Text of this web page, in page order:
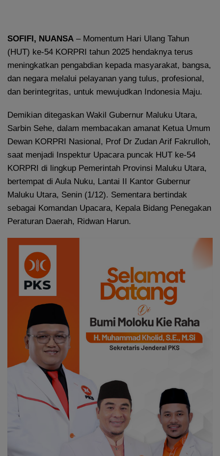
SOFIFI, NUANSA – Momentum Hari Ulang Tahun
(HUT) ke-54 KORPRI tahun 2025 hendaknya terus
meningkatkan pengabdian kepada masyarakat, bangsa,
dan negara melalui pelayanan yang tulus, profesional,
dan berintegritas, untuk mewujudkan Indonesia Maju.
Demikian ditegaskan Wakil Gubernur Maluku Utara,
Sarbin Sehe, dalam membacakan amanat Ketua Umum
Dewan KORPRI Nasional, Prof Dr Zudan Arif Fakrulloh,
saat menjadi Inspektur Upacara puncak HUT ke-54
KORPRI di lingkup Pemerintah Provinsi Maluku Utara,
bertempat di Aula Nuku, Lantai II Kantor Gubernur
Maluku Utara, Senin (1/12). Sementara bertindak
sebagai Komandan Upacara, Kepala Bidang Penegakan
Peraturan Daerah, Ridwan Harun.